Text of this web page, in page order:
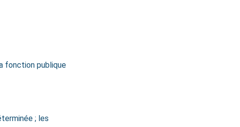
fonction publique
; les